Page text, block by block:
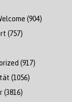
(904)
(757)
(917)
(1056)
(3816)